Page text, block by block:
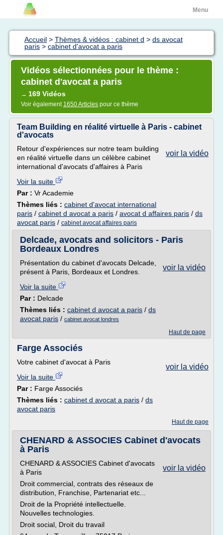
Menu
Accueil > Thèmes & vidéos : cabinet d > ds avocat
paris > cabinet d'avocat a paris
Vidéos sélectionnées pour le thème :
cabinet d'avocat a paris
→ 169 Vidéos
Voir également 1650 Articles pour ce thème
Team Building en réalité virtuelle à Paris - cabinet
d'avocats
voir la vidéo
Retour d'expériences sur notre team building
en réalité virtuelle dans un célèbre cabinet
international d'avocats d'affaires à Paris
Voir la suite
Par : Vr Academie
Thèmes liés : cabinet d'avocat international
paris / cabinet d avocat a paris / avocat d affaires paris / ds
avocat paris / cabinet avocat affaires paris
Delcade, avocats and solicitors - Paris
Bordeaux Londres
voir la vidéo
Présentation du cabinet d'avocats Delcade,
présent à Paris, Bordeaux et Londres.
Voir la suite
Par : Delcade
Thèmes liés : cabinet d avocat a paris / ds
avocat paris / cabinet avocat londres
Haut de page
Farge Associés
voir la vidéo
Votre cabinet d'avocat à Paris
Voir la suite
Par : Farge Associés
Thèmes liés : cabinet d avocat a paris / ds
avocat paris
Haut de page
CHENARD & ASSOCIES Cabinet d'avocats
à Paris
voir la vidéo
CHENARD & ASSOCIES Cabinet d'avocats
à Paris
Droit commercial, contrats des réseaux de
distribution, Franchise, Partenariat etc...
Droit de la Propriété intellectuelle.
Nouvelles technologies.
Droit social, Droit du travail